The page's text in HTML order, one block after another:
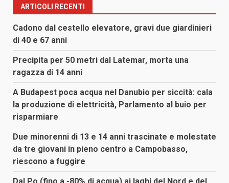
ARTICOLI RECENTI
Cadono dal cestello elevatore, gravi due giardinieri
di 40 e 67 anni
Precipita per 50 metri dal Latemar, morta una
ragazza di 14 anni
A Budapest poca acqua nel Danubio per siccità: cala
la produzione di elettricità, Parlamento al buio per
risparmiare
Due minorenni di 13 e 14 anni trascinate e molestate
da tre giovani in pieno centro a Campobasso,
riescono a fuggire
Dal Po (fino a -80% di acqua) ai laghi del Nord e del